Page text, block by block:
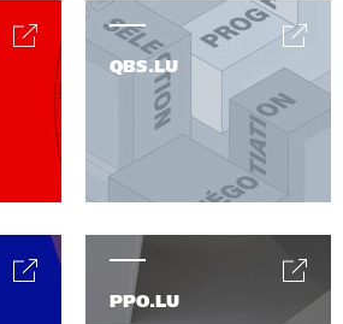
QBS.LU
PPO.LU